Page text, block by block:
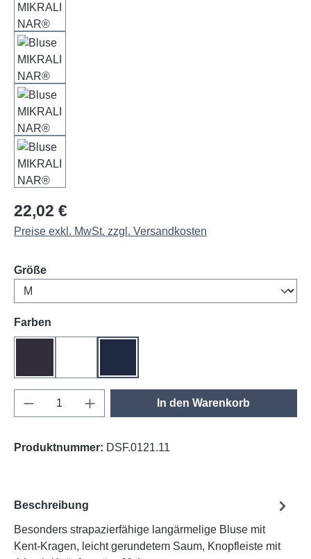
Regulärer Preis:
22,02 €
Preise exkl. MwSt. zzgl. Versandkosten
Größeauswählen
Farben
Produkt Anzahl: Gib den gewünschten
In den Warenkorb
Produktnummer: DSF.0121.11
Beschreibung
Besonders strapazierfähige langärmelige Bluse mit
Kent-Kragen, leicht gerundetem Saum, Knopfleiste mit